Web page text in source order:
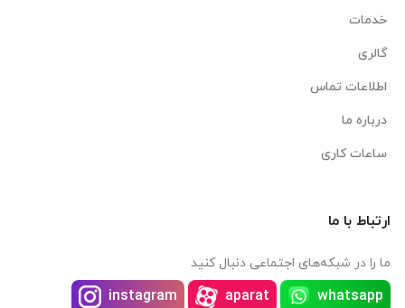
خدمات
گالری
اطلاعات تماس
درباره ما
ساعات کاری
ارتباط با ما
ما را در شبکه‌های اجتماعی دنبال کنید
whatsapp
aparat
instagram